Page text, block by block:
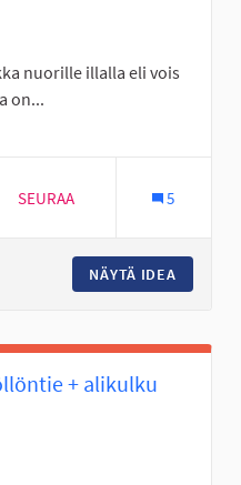
nuorille illalla eli vois
on...
Itäinen Seinäjoki
31 SEURAAJAA
SEURAA 5
NÄYTÄ IDEA
+ alikulku